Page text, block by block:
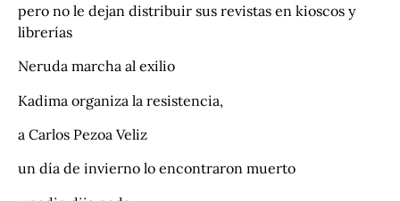
pero no le dejan distribuir sus revistas en kioscos y
librerías
Neruda marcha al exilio
Kadima organiza la resistencia,
a Carlos Pezoa Veliz
un día de invierno lo encontraron muerto